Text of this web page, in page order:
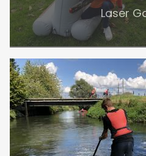
Laser